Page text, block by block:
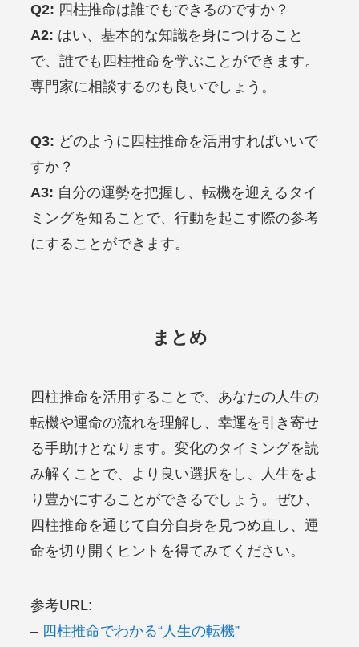
Q2: 四柱推命は誰でもできるのですか？
A2: はい、基本的な知識を身につけること
で、誰でも四柱推命を学ぶことができます。
専門家に相談するのも良いでしょう。
Q3: どのように四柱推命を活用すればいいで
すか？
A3: 自分の運勢を把握し、転機を迎えるタイ
ミングを知ることで、行動を起こす際の参考
にすることができます。
まとめ
四柱推命を活用することで、あなたの人生の
転機や運命の流れを理解し、幸運を引き寄せ
る手助けとなります。変化のタイミングを読
み解くことで、より良い選択をし、人生をよ
り豊かにすることができるでしょう。ぜひ、
四柱推命を通じて自分自身を見つめ直し、運
命を切り開くヒントを得てみてください。
参考URL:
– 四柱推命でわかる“人生の転機”